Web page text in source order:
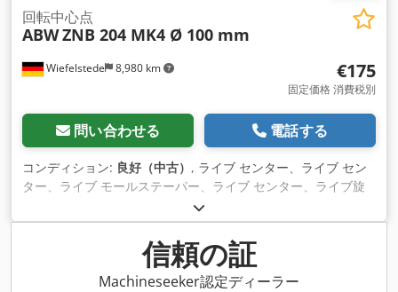
Wiefelstede 8,980 km
回転中心点
ABWZNB 204 MK4 Ø 100 mm
€175
固定価格 消費税別
問い合わせる 電話する
コンディション: 良好（中古） , ライブ センター、ライブ セン
ター、ライブ モールステーパー、ライブ センター、ライブ旋
盤センター、ライブ センター、センタリング コーン -メーカ
ー：ABW、ライブセンター -タイプ: ZNB 204 -録音: MK4 -寸
法: Ø 100 x 215 mm -重量: 3.5kg Dkedswa Izpepfx Aifjr
信頼の証
Machineseeker認定ディーラー